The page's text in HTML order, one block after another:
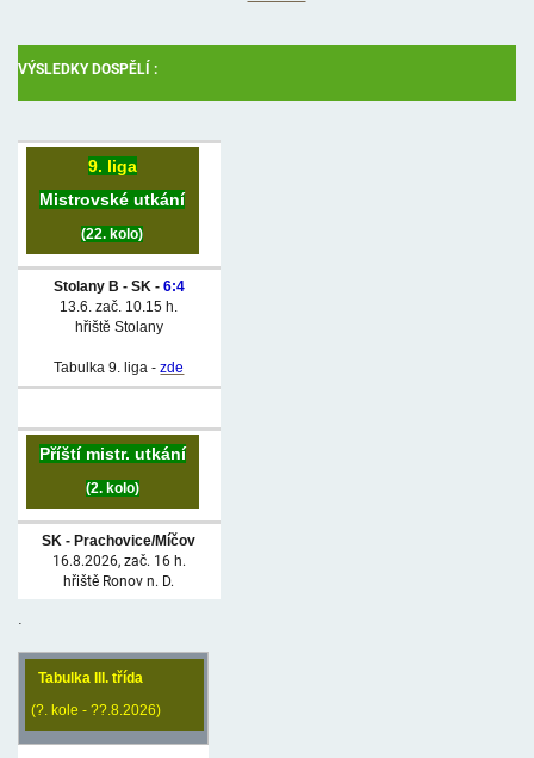
VÝSLEDKY DOSPĚLÍ :
9. liga
Mistrovské utkání
(22. kolo)
Stolany B - SK - 6:4
13.6. zač. 10.15 h.
hřiště Stolany
Tabulka 9. liga -zde
Příští mistr. utkání
(2. kolo)
SK - Prachovice/Míčov
16.8.2026, zač. 16 h.
hřiště Ronov n. D.
.
Tabulka III. třída
(?. kole - ??.8.2026)